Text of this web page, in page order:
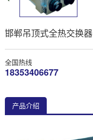
邯郸吊顶式全热交换器
全国热线
18353406677
产品介绍